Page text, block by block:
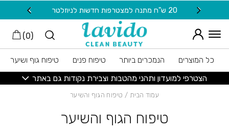
Skip to Content
20 ש"ח מתנה למצטרפות חדשות לניוזלטר
(
0
)
כל המוצרים הנמכרים ביותר טיפוח פנים
טיפוח גוף ושיער
הצטרפי למועדון ותהני מהטבות וצבירת נקודות גם באתר
עמוד הבית / טיפוח הגוף והשיער
טיפוח הגוף והשיער
בחזרה למעלה